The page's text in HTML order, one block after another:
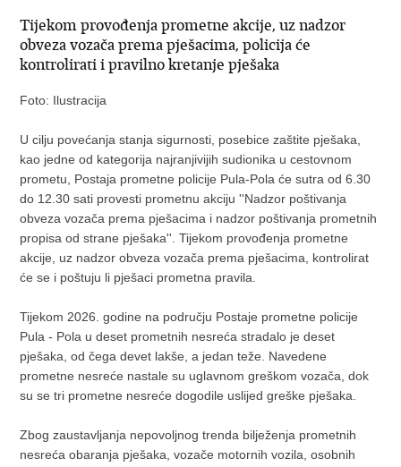
Tijekom provođenja prometne akcije, uz nadzor
obveza vozača prema pješacima, policija će
kontrolirati i pravilno kretanje pješaka
Foto: Ilustracija
U cilju povećanja stanja sigurnosti, posebice zaštite pješaka,
kao jedne od kategorija najranjivijih sudionika u cestovnom
prometu, Postaja prometne policije Pula-Pola će sutra od 6.30
do 12.30 sati provesti prometnu akciju ''Nadzor poštivanja
obveza vozača prema pješacima i nadzor poštivanja prometnih
propisa od strane pješaka''. Tijekom provođenja prometne
akcije, uz nadzor obveza vozača prema pješacima, kontrolirat
će se i poštuju li pješaci prometna pravila.
Tijekom 2026. godine na području Postaje prometne policije
Pula - Pola u deset prometnih nesreća stradalo je deset
pješaka, od čega devet lakše, a jedan teže. Navedene
prometne nesreće nastale su uglavnom greškom vozača, dok
su se tri prometne nesreće dogodile uslijed greške pješaka.
Zbog zaustavljanja nepovoljnog trenda bilježenja prometnih
nesreća obaranja pješaka, vozače motornih vozila, osobnih